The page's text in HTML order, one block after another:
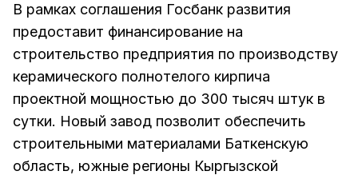
В рамках соглашения Госбанк развития
предоставит финансирование на
строительство предприятия по производству
керамического полнотелого кирпича
проектной мощностью до 300 тысяч штук в
сутки. Новый завод позволит обеспечить
строительными материалами Баткенскую
область, южные регионы Кыргызской